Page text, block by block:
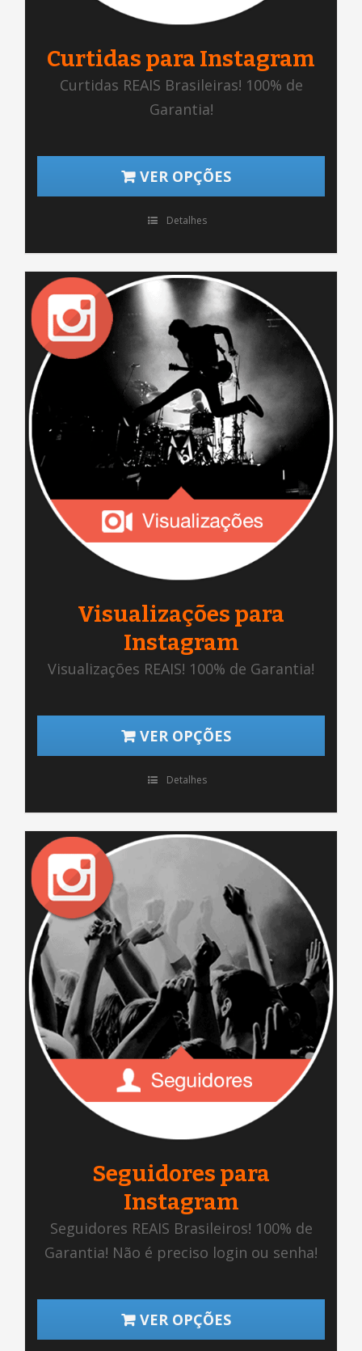
Curtidas para Instagram
Curtidas REAIS Brasileiras! 100% de
Garantia!
VER OPÇÕES
Detalhes
Visualizações para
Instagram
Visualizações REAIS! 100% de Garantia!
VER OPÇÕES
Detalhes
Seguidores para
Instagram
Seguidores REAIS Brasileiros! 100% de
Garantia! Não é preciso login ou senha!
VER OPÇÕES